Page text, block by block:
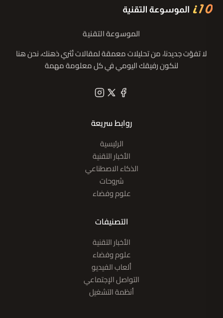
الموسوعة التقنية
لا تفوّت جديدنا، من تحليلات معمقة لمقالات تُثري ذهنك، نحن هنا
لنكون رفيقك اليومي في كل معلومة مهمة
روابط سريعة
الرئيسية
الأخبار التقنية
الذكاء الاصطناعي
شروحات
علوم وفضاء
التصنيفات
الأخبار التقنية
علوم وفضاء
ألعاب الفيديو
التواصل الإجتماعي
أنظمة التشغيل